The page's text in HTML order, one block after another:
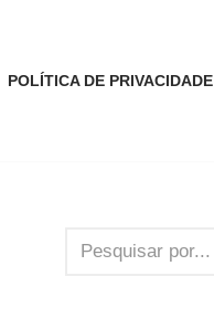
POLÍTICA DE PRIVACIDADE